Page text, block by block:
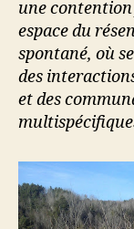
une contention
espace du
spontané, où
des
et des